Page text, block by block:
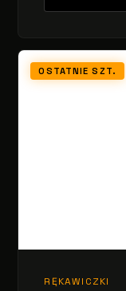
OSTATNIE SZT.
RĘKAWICZKI